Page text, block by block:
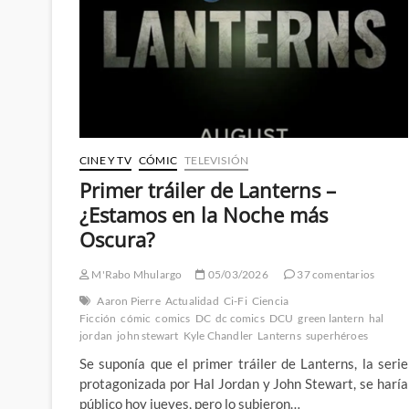
Lanterns
CINE Y TV CÓMIC TELEVISIÓN
Primer tráiler de Lanterns –
¿Estamos en la Noche más
Oscura?
M'Rabo Mhulargo 05/03/2026
37 comentarios
Aaron Pierre Actualidad Ci-Fi Ciencia
Ficción cómic comics DC dc comics DCU green lantern hal
jordan john stewart Kyle Chandler Lanterns superhéroes
Se suponía que el primer tráiler de Lanterns, la serie
protagonizada por Hal Jordan y John Stewart, se haría
público hoy jueves, pero lo subieron…